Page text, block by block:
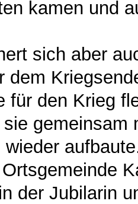
kamen und
sich aber
dem
für den Krieg
gemeinsam
der Jubilarin